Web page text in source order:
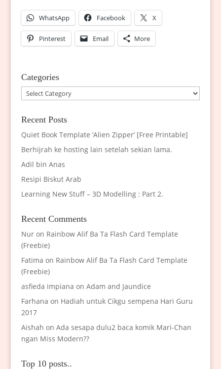
WhatsApp Facebook X
Pinterest Email More
Categories
Categories
Recent Posts
Quiet Book Template ‘Alien Zipper’ [Free Printable]
Berhijrah ke hosting lain setelah sekian lama.
Adil bin Anas
Resipi Biskut Arab
Learning New Stuff – 3D Modelling : Part 2.
Recent Comments
Nuron Rainbow Alif Ba Ta Flash Card Template
(Freebie)
Fatima on Rainbow Alif Ba Ta Flash Card Template
(Freebie)
asfieda impiana on Adam and Jaundice
Farhana on Hadiah untuk Cikgu sempena Hari Guru
2017
Aishah on Ada sesapa dulu2 baca komik Mari-Chan
ngan Miss Modern??
Top 10 posts..